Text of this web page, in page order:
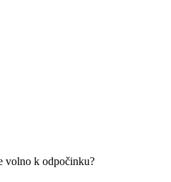
volno k odpočinku?